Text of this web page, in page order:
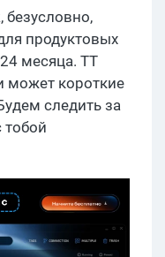
безусловно,
продуктовых
месяца. ТТ
может короткие
следить за
тобой